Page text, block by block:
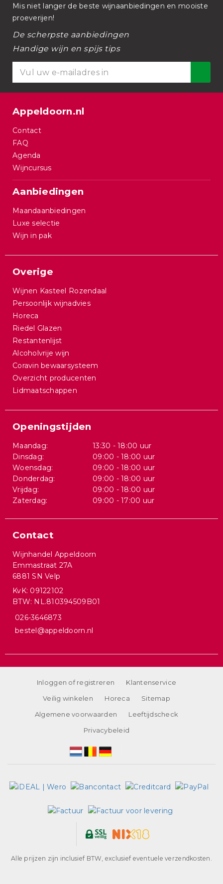
Mis niet langer de beste wijnaanbiedingen en mooiste
proeverijen!
De scherpste aanbiedingen
Handige wijn en spijs tips
Appeldoorn.nl
Contact
FAQ
Agenda
Wijncursus
Aanbiedingen
Maandaanbiedingen
Luxe selectie
Wijn in pak
Overige
Wijnen Kasteel Rozendaal
Persoonlijk wijnadvies
Horeca
Riedel Glazen
Restantenlijst
Alcoholvrije wijn
Coravin bewaarsysteem
Overzicht producenten
Lidmaatschappen
Openingstijden
Maandag:
13:30 - 18:00 uur
Dinsdag:
09:00 - 18:00 uur
Woensdag:
09:00 - 18:00 uur
Donderdag:
09:00 - 18:00 uur
Vrijdag:
09:00 - 18:00 uur
Zaterdag:
09:00 - 17:00 uur
Contact
Wijnhandel Appeldoorn
Emmastraat 27A
6881 SN Velp
KvK: 09122102
BTW: NL.810394509B01
026-3646873
bestel@appeldoorn.nl
Inloggen of registreren
Klantenservice
Veilig winkelen
Horeca
Sitemap
Algemene voorwaarden
Leeftijdscheck
Privacybeleid
Alle prijzen zijn inclusief BTW, exclusief eventuele verzendkosten.